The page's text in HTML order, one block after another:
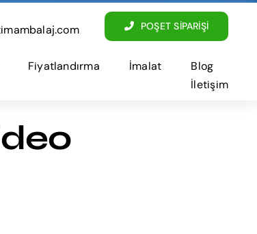
POŞET SİPARİŞİ
Fiyatlandırma İmalat
Blog
İletişim